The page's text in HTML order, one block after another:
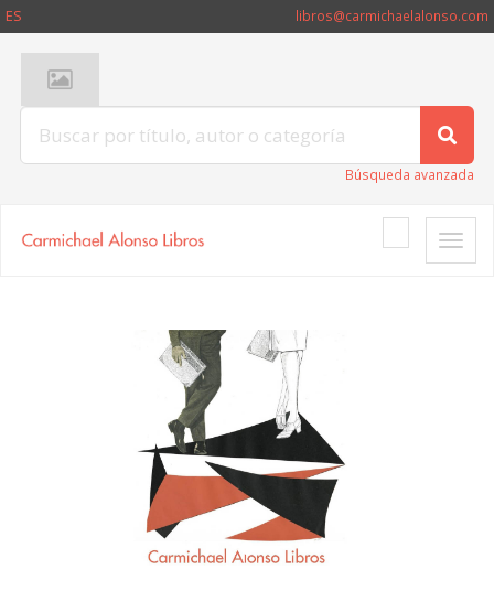
ES libros@carmichaelalonso.com
Búsqueda avanzada
Toggle